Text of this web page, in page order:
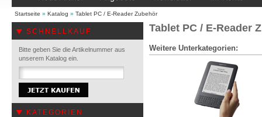
Startseite » Katalog » Tablet PC / E-Reader Zubehör
SCHNELLKAUF
Bitte geben Sie die Artikelnummer aus
unserem Katalog ein.
KATEGORIEN
Tablet PC / E-Reader
Weitere Unterkategorien: